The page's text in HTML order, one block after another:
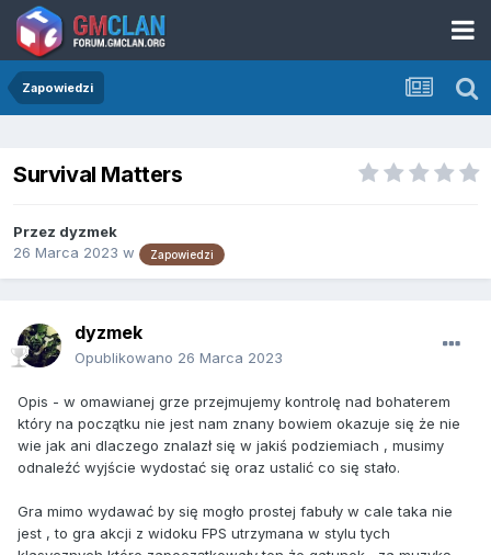
Zapowiedzi
Survival Matters
Przez dyzmek
26 Marca 2023 w Zapowiedzi
dyzmek
Opublikowano 26 Marca 2023
Opis - w omawianej grze przejmujemy kontrolę nad bohaterem
który na początku nie jest nam znany bowiem okazuje się że nie
wie jak ani dlaczego znalazł się w jakiś podziemiach , musimy
odnaleźć wyjście wydostać się oraz ustalić co się stało.
Gra mimo wydawać by się mogło prostej fabuły w cale taka nie
jest , to gra akcji z widoku FPS utrzymana w stylu tych